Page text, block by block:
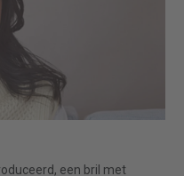
een bril met